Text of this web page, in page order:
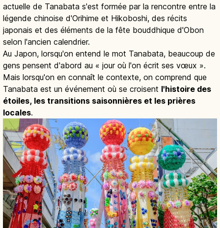
actuelle de Tanabata s'est formée par la rencontre entre la
légende chinoise d'Orihime et Hikoboshi, des récits
japonais et des éléments de la fête bouddhique d'Obon
selon l'ancien calendrier.
Au Japon, lorsqu'on entend le mot Tanabata, beaucoup de
gens pensent d'abord au « jour où l'on écrit ses vœux ».
Mais lorsqu'on en connaît le contexte, on comprend que
Tanabata est un événement où se croisent l'histoire des
étoiles, les transitions saisonnières et les prières
locales.